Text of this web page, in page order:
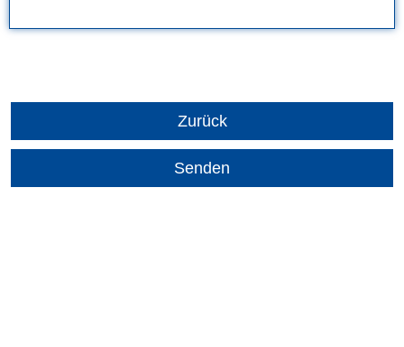
Zurück
Senden